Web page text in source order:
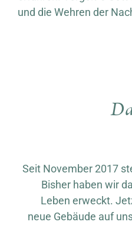
und die Wehren der
Seit November 2017
Bisher haben wir
Leben erweckt.
neue Gebäude auf